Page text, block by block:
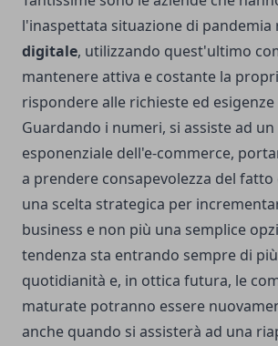
l'inaspettata situazione di pandemia
digitale, utilizzando quest'ultimo
mantenere attiva e costante la
rispondere alle richieste ed
Guardando i numeri, si assiste ad un
esponenziale dell'e-commerce,
a prendere consapevolezza del fatto
una scelta strategica per
business e non più una semplice
tendenza sta entrando sempre di
quotidianità e, in ottica futura, le
maturate potranno essere
anche quando si assisterà ad una